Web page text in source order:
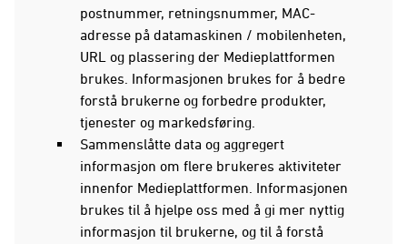
postnummer, retningsnummer, MAC-
adresse på datamaskinen / mobilenheten,
URL og plassering der Medieplattformen
brukes. Informasjonen brukes for å bedre
forstå brukerne og forbedre produkter,
tjenester og markedsføring.
Sammenslåtte data og aggregert
informasjon om flere brukeres aktiviteter
innenfor Medieplattformen. Informasjonen
brukes til å hjelpe oss med å gi mer nyttig
informasjon til brukerne, og til å forstå